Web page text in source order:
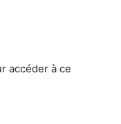
accéder à ce